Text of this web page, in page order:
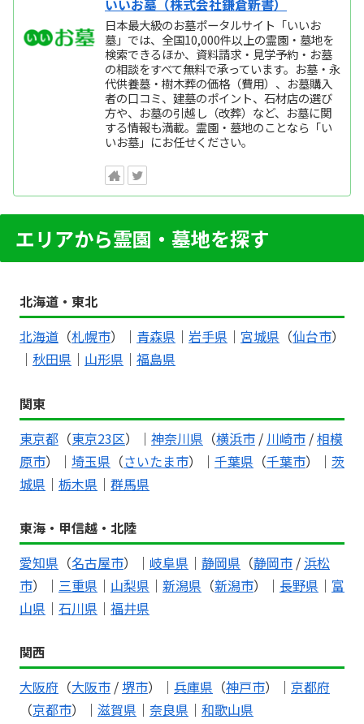
いいお墓（株式会社鎌倉新書）
日本最大級のお墓ポータルサイト「いいお
墓」では、全国10,000件以上の霊園・墓地を
検索できるほか、資料請求・見学予約・お墓
の相談をすべて無料で承っています。お墓・永
代供養墓・樹木葬の価格（費用）、お墓購入
者の口コミ、建墓のポイント、石材店の選び
方や、お墓の引越し（改葬）など、お墓に関
する情報も満載。霊園・墓地のことなら「い
いお墓」にお任せください。
エリアから霊園・墓地を探す
北海道・東北
北海道 （札幌市）｜ 青森県 ｜ 岩手県 ｜ 宮城県 （仙台市）
｜ 秋田県 ｜ 山形県 ｜ 福島県
関東
東京都 （東京23区）｜ 神奈川県 （横浜市 / 川崎市 /相模
原市）｜ 埼玉県 （さいたま市）｜ 千葉県 （千葉市）｜ 茨
城県 ｜ 栃木県 ｜ 群馬県
東海・甲信越・北陸
愛知県 （名古屋市）｜ 岐阜県 ｜ 静岡県 （静岡市 / 浜松
市）｜ 三重県 ｜ 山梨県 ｜ 新潟県 （新潟市）｜ 長野県 ｜ 富
山県 ｜ 石川県 ｜ 福井県
関西
大阪府 （大阪市 / 堺市）｜ 兵庫県 （神戸市）｜ 京都府
（京都市）｜ 滋賀県 ｜ 奈良県 ｜ 和歌山県